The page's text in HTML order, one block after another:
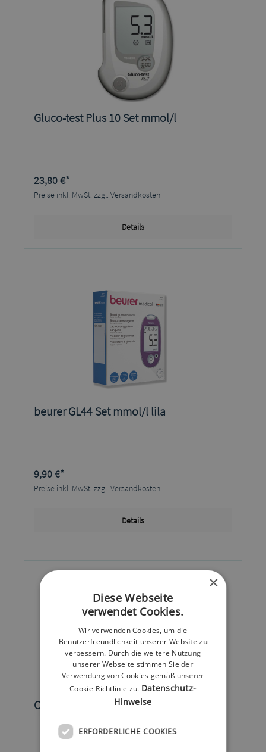
Gluco-test Plus 10 Set mmol/l
23,80 €*
Preise inkl. MwSt. zzgl. Versandkosten
Details
beurer GL44 Set mmol/l lila
9,90 €*
Preise inkl. MwSt. zzgl. Versandkosten
Details
OneTouch Verio Flex Set mmol/l
×
Diese Webseite
verwendet Cookies.
Wir verwenden Cookies, um die
Benutzerfreundlichkeit unserer Website zu
verbessern. Durch die weitere Nutzung
unserer Webseite stimmen Sie der
Verwendung von Cookies gemäß unserer
Cookie-Richtlinie zu. Datenschutz-
Hinweise
ERFORDERLICHE COOKIES